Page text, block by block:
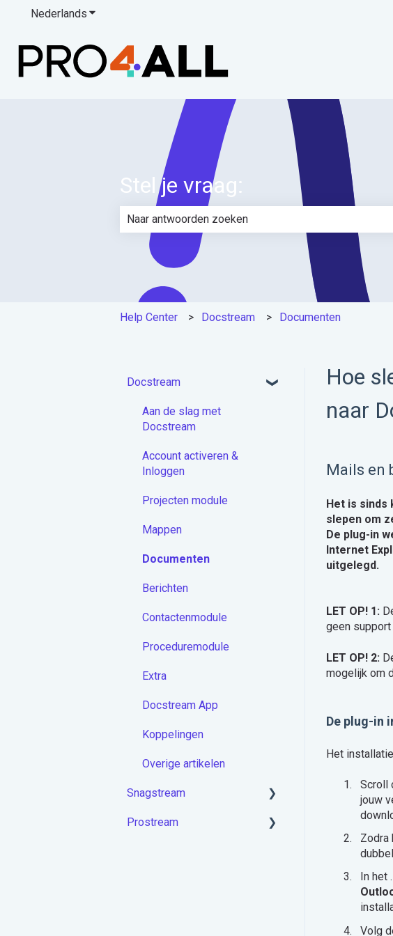
Nederlands Submenu tonen voor vertalingen
Stel je vraag:
Er zijn geen suggesties want het zoekveld is leeg.
Help Center Docstream Documenten
Hoe
naar
Mails en
Het is sinds
slepen om
De plug-in
Internet
uitgelegd.
LET OP! 1:
geen
LET OP! 2:
mogelijk om
De plug-in
Het
Scroll
jouw
Zodra
In
Volg
Docstream
Aan de slag met
Docstream
Account activeren &
Inloggen
Projecten module
Mappen
Documenten
Berichten
Contactenmodule
Proceduremodule
Extra
Docstream App
Koppelingen
Overige artikelen
Snagstream
Aan de slag met
Prostream